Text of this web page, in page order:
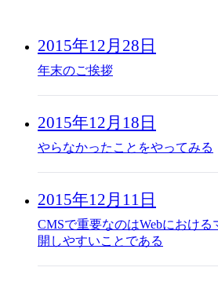
2015年12月28日
年末のご挨拶
2015年12月18日
やらなかったことをやってみる
2015年12月11日
CMSで重要なのはWebにおけ
開しやすいことである